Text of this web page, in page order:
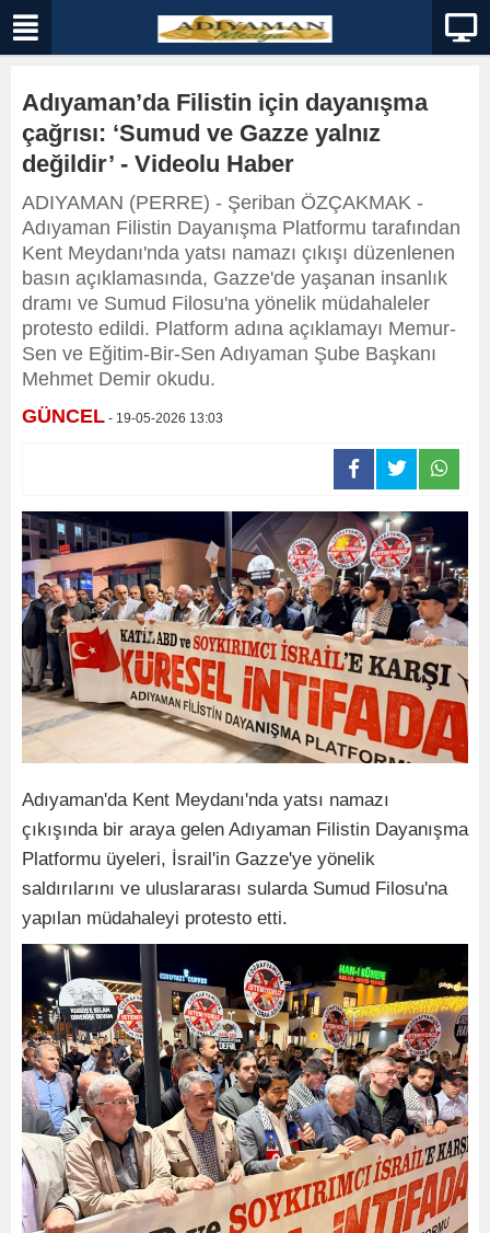
Adıyaman’da Filistin için dayanışma
çağrısı: ‘Sumud ve Gazze yalnız
değildir’ - Videolu Haber
ADIYAMAN (PERRE) - Şeriban ÖZÇAKMAK -
Adıyaman Filistin Dayanışma Platformu tarafından
Kent Meydanı'nda yatsı namazı çıkışı düzenlenen
basın açıklamasında, Gazze'de yaşanan insanlık
dramı ve Sumud Filosu'na yönelik müdahaleler
protesto edildi. Platform adına açıklamayı Memur-
Sen ve Eğitim-Bir-Sen Adıyaman Şube Başkanı
Mehmet Demir okudu.
GÜNCEL - 19-05-2026 13:03
Adıyaman'da Kent Meydanı'nda yatsı namazı
çıkışında bir araya gelen Adıyaman Filistin Dayanışma
Platformu üyeleri, İsrail'in Gazze'ye yönelik
saldırılarını ve uluslararası sularda Sumud Filosu'na
yapılan müdahaleyi protesto etti.